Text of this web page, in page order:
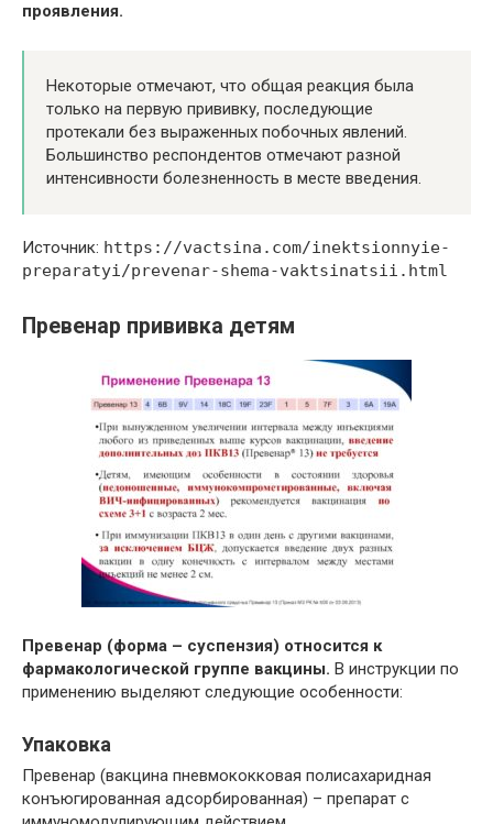
проявления.
Некоторые отмечают, что общая реакция была
только на первую прививку, последующие
протекали без выраженных побочных явлений.
Большинство респондентов отмечают разной
интенсивности болезненность в месте введения.
Источник: https://vactsina.com/inektsionnyie-
preparatyi/prevenar-shema-vaktsinatsii.html
Превенар прививка детям
Превенар (форма – суспензия) относится к
фармакологической группе вакцины. В инструкции по
применению выделяют следующие особенности:
Упаковка
Превенар (вакцина пневмококковая полисахаридная
конъюгированная адсорбированная) – препарат с